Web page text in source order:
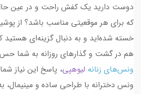
دوست دارید یک کفش راحت و در عین
که برای هر موقعیتی مناسب باشد؟ از
خسته شده‌اید و به دنبال گزینه‌ای
هم در گشت و گذارهای روزانه به شما
ونس‌های زنانه لیوهپی، پاسخ این نیاز
ونس دخترانه با طراحی ساده و مینیمال،